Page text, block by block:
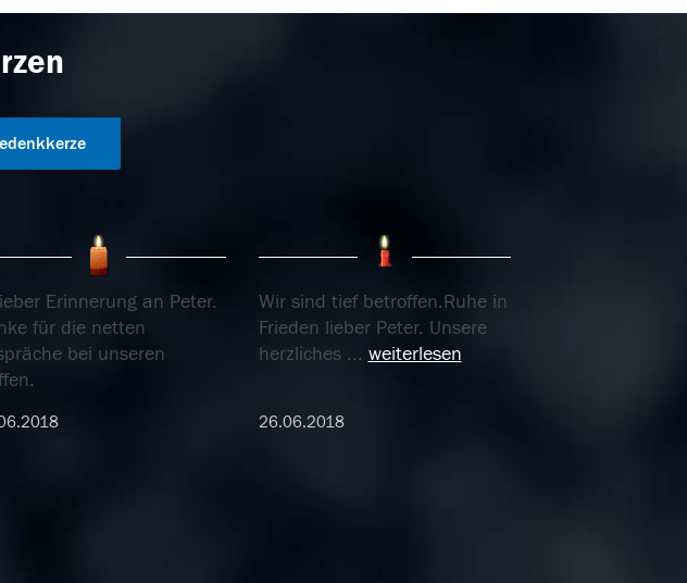
Erinnerung an Peter.
für die netten
bei unseren
Wir sind tief betroffen.Ruhe in
Frieden lieber Peter. Unsere
herzliches ... weiterlesen
26.06.2018